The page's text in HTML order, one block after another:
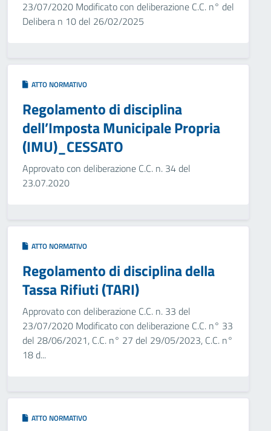
23/07/2020 Modificato con deliberazione C.C. n° del
Delibera n 10 del 26/02/2025
ATTO NORMATIVO
Regolamento di disciplina
dell’Imposta Municipale Propria
(IMU)_CESSATO
Approvato con deliberazione C.C. n. 34 del
23.07.2020
ATTO NORMATIVO
Regolamento di disciplina della
Tassa Rifiuti (TARI)
Approvato con deliberazione C.C. n. 33 del
23/07/2020 Modificato con deliberazione C.C. n° 33
del 28/06/2021, C.C. n° 27 del 29/05/2023, C.C. n°
18 d...
ATTO NORMATIVO